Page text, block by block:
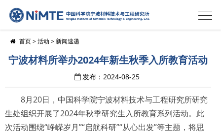
首页>活动 >新闻速递
宁波材料所举办2024年新生秋季入所教育活动
发布：2024-08-25
8月20日，中国科学院宁波材料技术与工程研究所研究
生处组织开展了2024年秋季研究生入所教育系列活动。此
次活动围绕“峥嵘岁月”“启航科研”“从心出发”等主题，将思